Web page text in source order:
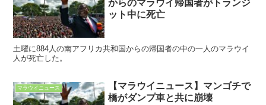
からのマラウイ帰国者がトランジ
ット中に死亡
土曜に884人の南アフリカ共和国からの帰国者の中の一人のマラウイ
人が死亡した。
マラウイニュース
【マラウイニュース】マンゴチで
橋がダンプ車と共に崩壊